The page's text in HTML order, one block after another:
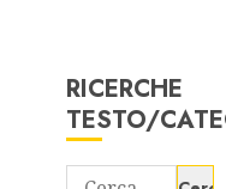
RICERCHE
TESTO/
Ricerca